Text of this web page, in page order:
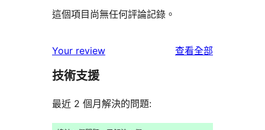
這個項目尚無任何評論記錄。
Your review 查看全部
論
技術支援
最近 2 個月解決的問題: